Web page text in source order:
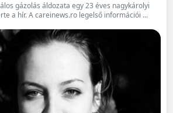
gázolás áldozata egy 23 éves nagykárolyi
a hír. A careinews.ro legelső információi ...